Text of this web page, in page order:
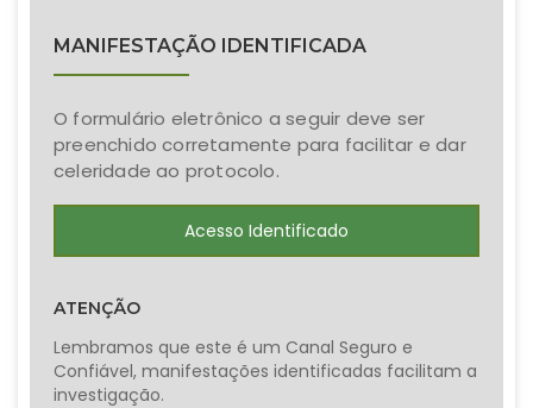
MANIFESTAÇÃO IDENTIFICADA
O formulário eletrônico a seguir deve ser
preenchido corretamente para facilitar e dar
celeridade ao protocolo.
Acesso Identificado
ATENÇÃO
Lembramos que este é um Canal Seguro e
Confiável, manifestações identificadas facilitam a
investigação.